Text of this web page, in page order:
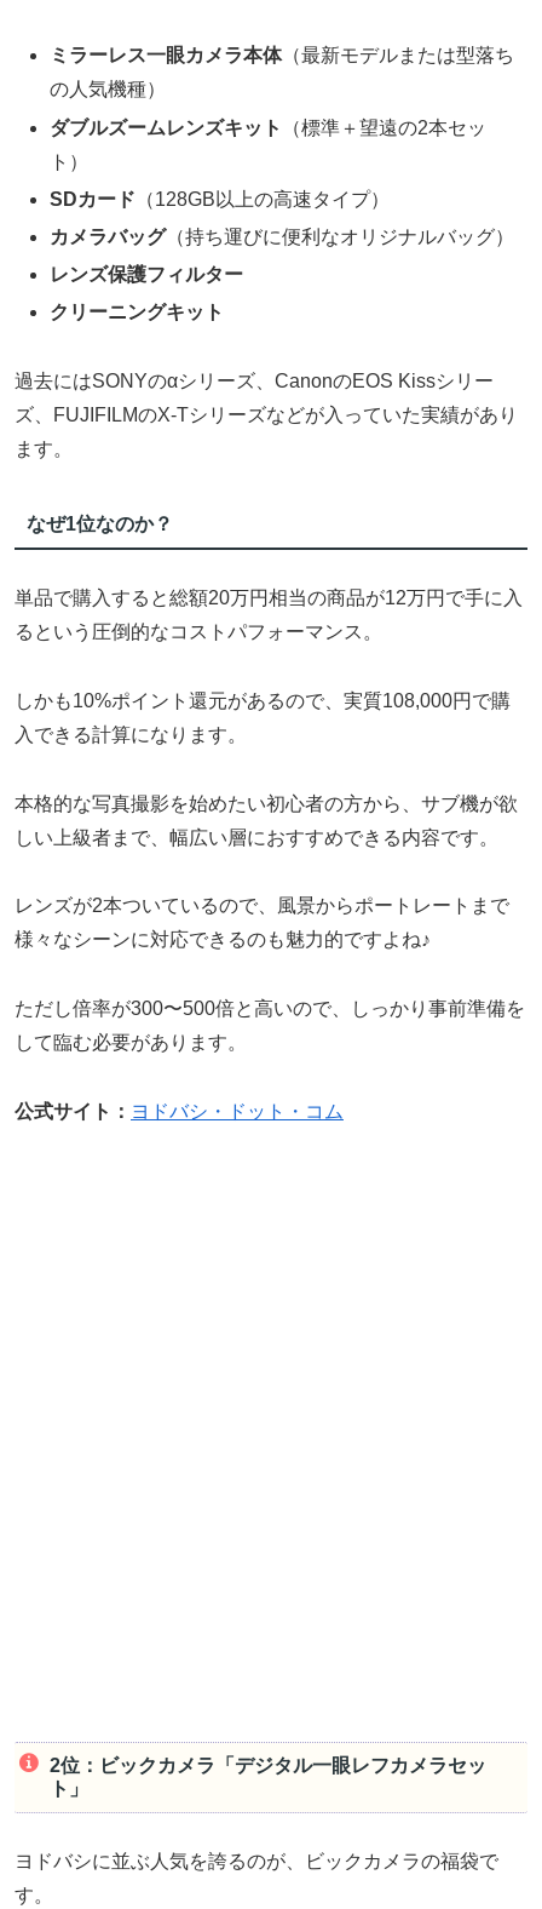
ミラーレス一眼カメラ本体（最新モデルまたは型落ち
の人気機種）
ダブルズームレンズキット
（標準＋望遠の2本セッ
ト）
SDカード （128GB以上の高速タイプ）
カメラバッグ（持ち運びに便利なオリジナルバッグ）
レンズ保護フィルター
クリーニングキット
過去にはSONYのαシリーズ、CanonのEOS Kissシリー
ズ、FUJIFILMのX-Tシリーズなどが入っていた実績があり
ます。
なぜ1位なのか？
単品で購入すると総額20万円相当の商品が12万円で手に入
るという圧倒的なコストパフォーマンス。
しかも10%ポイント還元があるので、実質108,000円で購
入できる計算になります。
本格的な写真撮影を始めたい初心者の方から、サブ機が欲
しい上級者まで、幅広い層におすすめできる内容です。
レンズが2本ついているので、風景からポートレートまで
様々なシーンに対応できるのも魅力的ですよね♪
ただし倍率が300〜500倍と高いので、しっかり事前準備を
して臨む必要があります。
公式サイト： ヨドバシ・ドット・コム
2位：ビックカメラ「デジタル一眼レフカメラセッ
ト」
ヨドバシに並ぶ人気を誇るのが、ビックカメラの福袋で
す。